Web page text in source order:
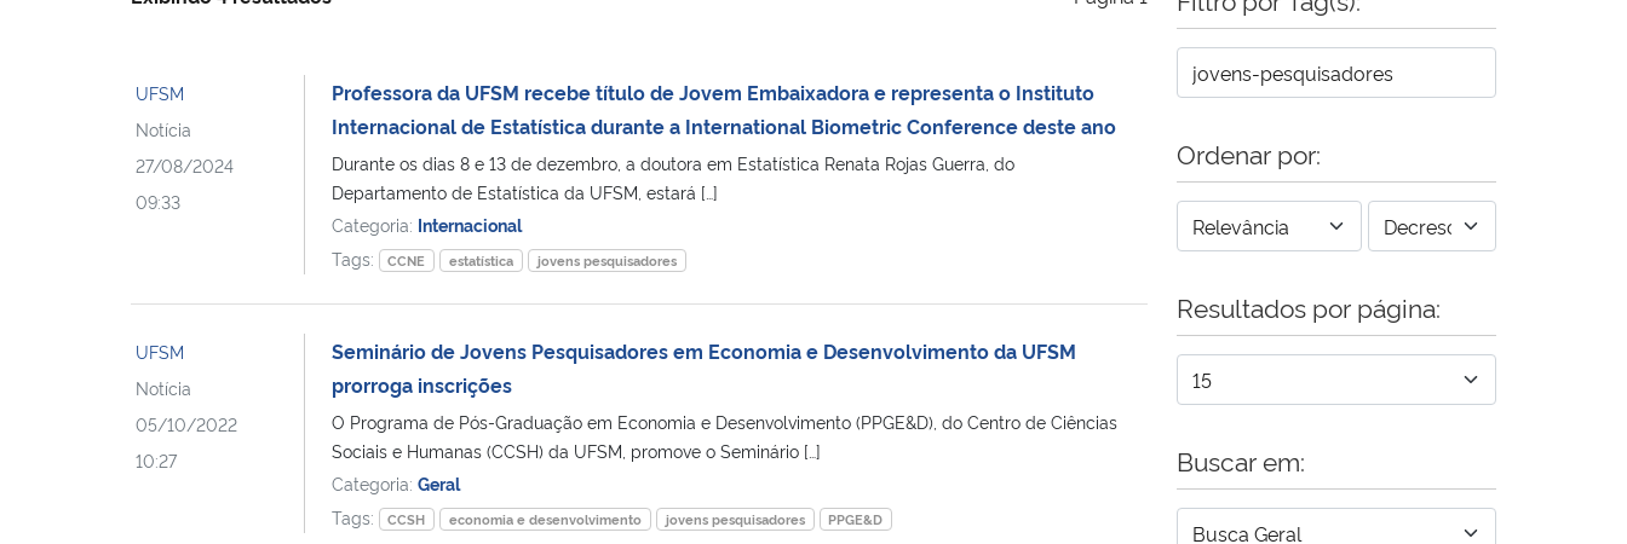
UFSM
Notícia
27/08/2024
09:33
Professora da UFSM recebe título de Jovem Embaixadora e representa o Instituto
Internacional de Estatística durante a International Biometric Conference deste ano
Durante os dias 8 e 13 de dezembro, a doutora em Estatística Renata Rojas Guerra, do
Departamento de Estatística da UFSM, estará […]
Categoria: Internacional
Tags:
CCNE estatística jovens pesquisadores
UFSM
Notícia
05/10/2022
10:27
Seminário de Jovens Pesquisadores em Economia e Desenvolvimento da UFSM
prorroga inscrições
O Programa de Pós-Graduação em Economia e Desenvolvimento (PPGE&D), do Centro de Ciências
Sociais e Humanas (CCSH) da UFSM, promove o Seminário […]
Categoria: Geral
Tags:
CCSH economia e desenvolvimento jovens pesquisadores PPGE&D
Ordenar por:
Resultados por página:
Buscar em: